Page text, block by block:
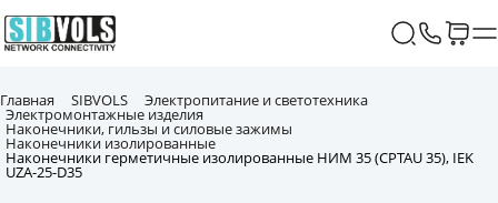
Главная SIBVOLS Электропитание и светотехника
Электромонтажные изделия
Наконечники, гильзы и силовые зажимы
Наконечники изолированные
Наконечники герметичные изолированные НИМ 35 (CPTAU 35), IEK
UZA-25-D35